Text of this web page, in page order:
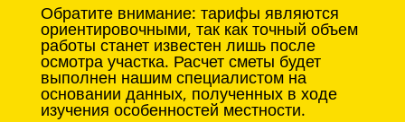
Обратите внимание: тарифы являются
ориентировочными, так как точный объем
работы станет известен лишь после
осмотра участка. Расчет сметы будет
выполнен нашим специалистом на
основании данных, полученных в ходе
изучения особенностей местности.